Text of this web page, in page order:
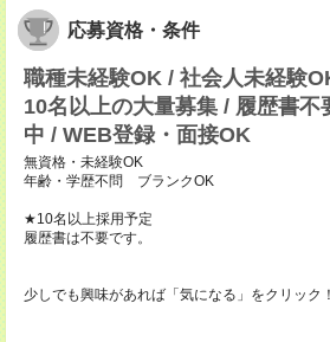
応募資格・条件
職種未経験OK / 社会人未経験
10名以上の大量募集 / 履歴書不
中 / WEB登録・面接OK
無資格・未経験OK
年齢・学歴不問 ブランクOK
★10名以上採用予定
履歴書は不要です。
少しでも興味があれば「気になる」をクリック！